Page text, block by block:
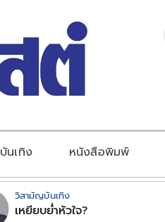
บันเทิง หนังสือพิมพ์
วิสามัญบันเทิง
เหยียบย่ำหัวใจ?